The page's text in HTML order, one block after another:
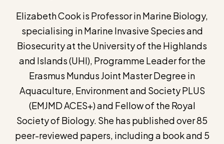
Elizabeth Cook is Professor in Marine Biology,
specialising in Marine Invasive Species and
Biosecurity at the University of the Highlands
and Islands (UHI), Programme Leader for the
Erasmus Mundus Joint Master Degree in
Aquaculture, Environment and Society PLUS
(EMJMD ACES+) and Fellow of the Royal
Society of Biology. She has published over 85
peer-reviewed papers, including a book and 5